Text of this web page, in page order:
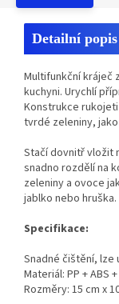
Detailní
Multifunkční kráječ
kuchyni. Urychlí
Konstrukce
tvrdé zeleniny,
Stačí dovnitř vložit
snadno rozdělí na
zeleniny a ovoce
jablko nebo
Specifikace:
Snadné čištění, lze
Materiál: PP + ABS
Rozměry: 15 cm x